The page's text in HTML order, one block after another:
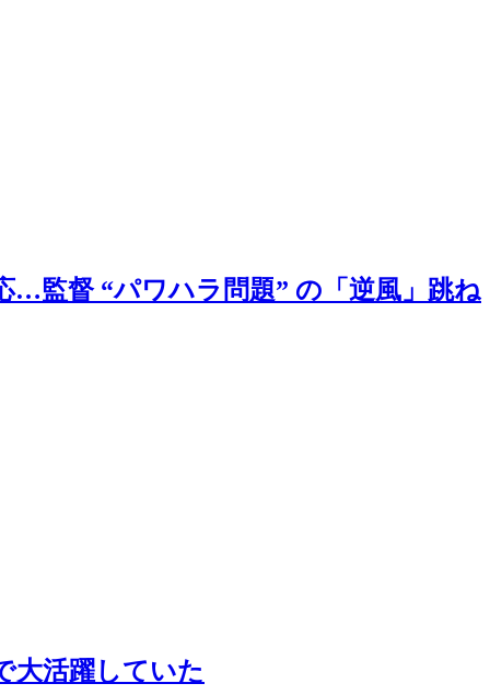
…監督 “パワハラ問題” の「逆風」跳ね
大活躍していた